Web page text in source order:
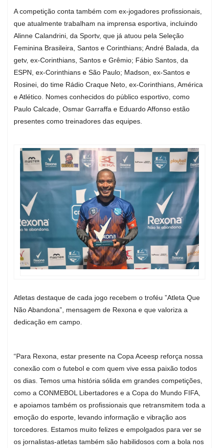
A competição conta também com ex-jogadores profissionais,
que atualmente trabalham na imprensa esportiva, incluindo
Alinne Calandrini, da Sportv, que já atuou pela Seleção
Feminina Brasileira, Santos e Corinthians; André Balada, da
getv, ex-Corinthians, Santos e Grêmio; Fábio Santos, da
ESPN, ex-Corinthians e São Paulo; Madson, ex-Santos e
Rosinei, do time Rádio Craque Neto, ex-Corinthians, América
e Atlético. Nomes conhecidos do público esportivo, como
Paulo Calcade, Osmar Garraffa e Eduardo Affonso estão
presentes como treinadores das equipes.
Atletas destaque de cada jogo recebem o troféu ”Atleta Que
Não Abandona”, mensagem de Rexona e que valoriza a
dedicação em campo.
“Para Rexona, estar presente na Copa Aceesp reforça nossa
conexão com o futebol e com quem vive essa paixão todos
os dias. Temos uma história sólida em grandes competições,
como a CONMEBOL Libertadores e a Copa do Mundo FIFA,
e apoiamos também os profissionais que retransmitem toda a
emoção do esporte, levando informação e vibração aos
torcedores. Estamos muito felizes e empolgados para ver se
os jornalistas-atletas também são habilidosos com a bola nos